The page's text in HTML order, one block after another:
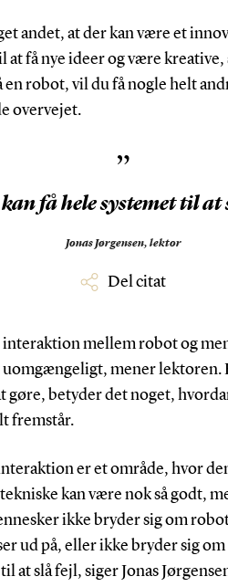
andet, at der kan være et
at få nye ideer og være kreative,
en robot, vil du få nogle helt
overvejet.
”
få hele systemet til at
Jonas Jørgensen, lektor
Del citat
interaktion mellem robot og
mener lektoren.
gøre, betyder det noget,
fremstår.
er et område, hvor
kan være nok så godt,
ikke bryder sig om
ud på, eller ikke bryder sig om
at slå fejl, siger Jonas